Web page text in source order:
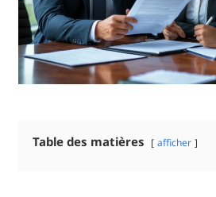
Table des matières afficher